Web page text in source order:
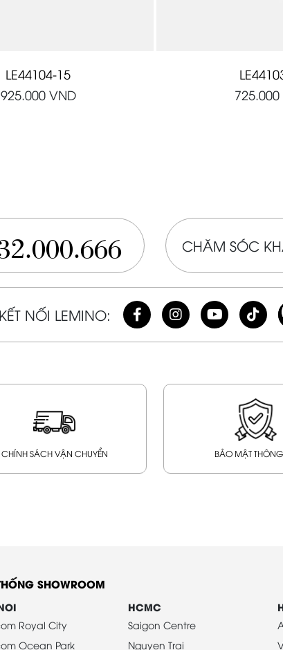
LE44104-15
925.000VND
725.000
CHĂM SÓC
NỐI LEMINO:
CHÍNH SÁCH VẬN CHUYỂN BẢO MẬT
SHOWROOM
Royal City
Ocean Park
HCMC
Saigon Centre
Nguyen Trai